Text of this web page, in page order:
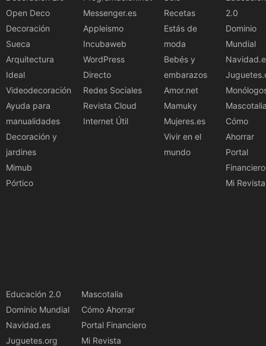
Open Deco
Decoración
Sueca
Arquitectura
Ideal
Videodecoración
Ayuda para
manualidades
Decoración y
jardines
Mimub
Pórtico
Messenger.es
Appleismo
Incubaweb
WordPress
Directo
Redes Sociales
Revista Cloud
Internet Útil
Recetas
Estás de
moda
Bebés y
embarazos
Amor.net
Mamuky
Mujeres.es
Vivir en el
mundo
2.0
Dominio
Mundial
Cómo
Ahorrar
Portal
Financiero
Mi Revista
Educación 2.0
Dominio Mundial
Navidad.es
Juguetes.org
Mascotalia
Cómo Ahorrar
Portal Financiero
Mi Revista